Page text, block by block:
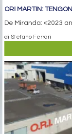
ORI MARTIN:
De Miranda: «2023
di Stefano Ferrari